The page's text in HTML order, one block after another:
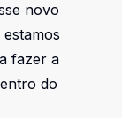
novo
fazer a
do